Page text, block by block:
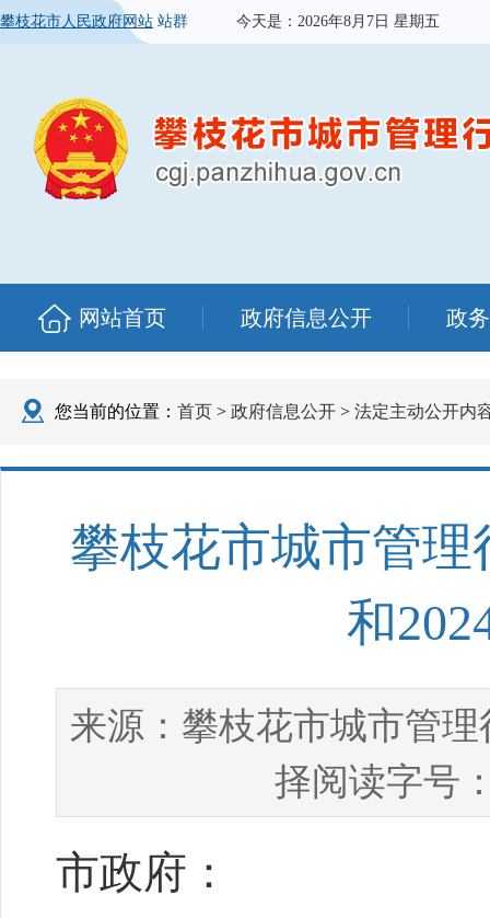
攀枝花市人民政府网站 站群 今天是： 2026年8月7日 星期五
网站首页 政府信息公开 政
您当前的位置： 首页 > 政府信息公开 > 法定主动公开内
攀枝花市城市管理
和
来源： 攀枝花市城市管
择阅读字号
市政府：